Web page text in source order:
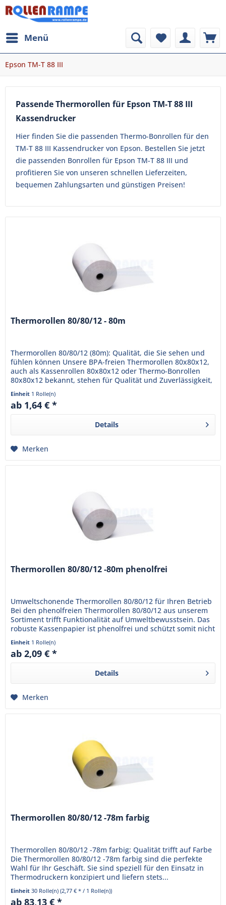
Menü
Epson TM-T 88 III
Passende Thermorollen für Epson TM-T 88 III
Kassendrucker
Hier finden Sie die passenden Thermo-Bonrollen für den
TM-T 88 III Kassendrucker von Epson. Bestellen Sie jetzt
die passenden Bonrollen für Epson TM-T 88 III und
profitieren Sie von unseren schnellen Lieferzeiten,
bequemen Zahlungsarten und günstigen Preisen!
Thermorollen 80/80/12 - 80m
Thermorollen 80/80/12 (80m): Qualität, die Sie sehen und
fühlen können Unsere BPA-freien Thermorollen 80x80x12,
auch als Kassenrollen 80x80x12 oder Thermo-Bonrollen
80x80x12 bekannt, stehen für Qualität und Zuverlässigkeit,
die Ihr...
Einheit 1 Rolle(n)
ab 1,64 € *
Details
Merken
Thermorollen 80/80/12 -80m phenolfrei
Umweltschonende Thermorollen 80/80/12 für Ihren Betrieb
Bei den phenolfreien Thermorollen 80/80/12 aus unserem
Sortiment trifft Funktionalität auf Umweltbewusstsein. Das
robuste Kassenpapier ist phenolfrei und schützt somit nicht
nur...
Einheit 1 Rolle(n)
ab 2,09 € *
Details
Merken
Thermorollen 80/80/12 -78m farbig
Thermorollen 80/80/12 -78m farbig: Qualität trifft auf Farbe
Die Thermorollen 80/80/12 -78m farbig sind die perfekte
Wahl für Ihr Geschäft. Sie sind speziell für den Einsatz in
Thermodruckern konzipiert und liefern stets...
Einheit30 Rolle(n)(2,77 € * / 1 Rolle(n))
ab 83,13 € *